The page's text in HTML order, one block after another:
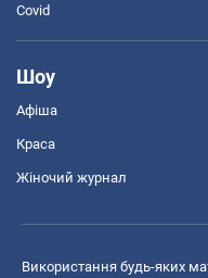
Covid
Шоу
Афіша
Краса
Жіночий журнал
Використання будь-яких